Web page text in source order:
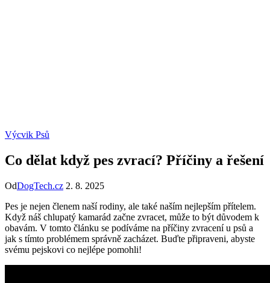
Výcvik Psů
Co dělat když pes zvrací? Příčiny a řešení
OdDogTech.cz 2. 8. 2025
Pes je nejen členem naší rodiny, ale také naším nejlepším přítelem.
Když náš chlupatý kamarád začne zvracet, může to být důvodem k
obavám. V tomto článku se podíváme na příčiny zvracení u psů a
jak s tímto problémem správně zacházet. Buďte připraveni, abyste
svému pejskovi co nejlépe pomohli!